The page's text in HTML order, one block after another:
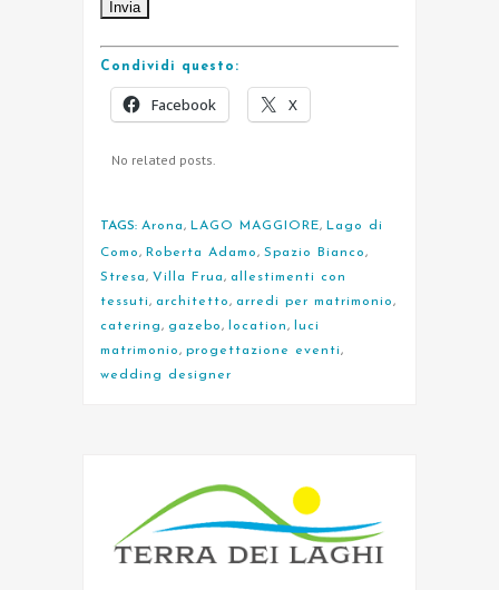
Condividi questo:
Facebook X
No related posts.
TAGS: Arona, LAGO MAGGIORE, Lago di
Como, Roberta Adamo, Spazio Bianco,
Stresa, Villa Frua, allestimenti con
tessuti, architetto, arredi per matrimonio,
catering, gazebo, location, luci
matrimonio, progettazione eventi,
wedding designer